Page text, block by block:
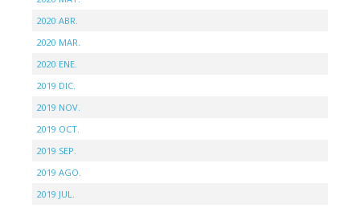
2020 ABR.
2020 MAR.
2020 ENE.
2019 DIC.
2019 NOV.
2019 OCT.
2019 SEP.
2019 AGO.
2019 JUL.